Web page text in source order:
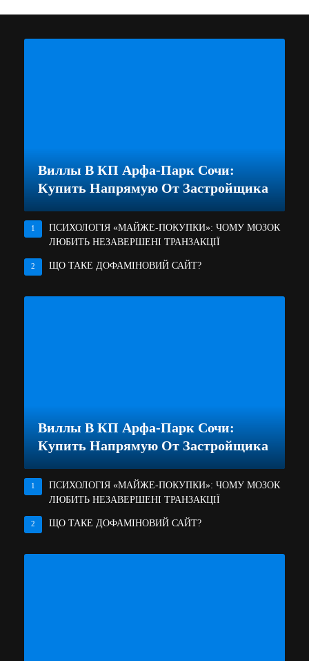
Виллы В КП Арфа-Парк Сочи:
Купить Напрямую От Застройщика
1
ПСИХОЛОГІЯ «МАЙЖЕ-ПОКУПКИ»: ЧОМУ МОЗОК
ЛЮБИТЬ НЕЗАВЕРШЕНІ ТРАНЗАКЦІЇ
2 ЩО ТАКЕ ДОФАМІНОВИЙ САЙТ?
Виллы В КП Арфа-Парк Сочи:
Купить Напрямую От Застройщика
1
ПСИХОЛОГІЯ «МАЙЖЕ-ПОКУПКИ»: ЧОМУ МОЗОК
ЛЮБИТЬ НЕЗАВЕРШЕНІ ТРАНЗАКЦІЇ
2 ЩО ТАКЕ ДОФАМІНОВИЙ САЙТ?